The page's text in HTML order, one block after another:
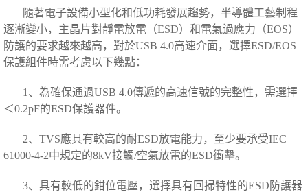
隨著電子設備小型化和低功耗發展趨勢，半導體工藝制程
逐漸變小，主晶片對靜電放電（ESD）和電氣過應力（EOS）
防護的要求越來越高，對於USB 4.0高速介面，選擇ESD/EOS
保護組件時需考慮以下幾點：
1、為確保通過USB 4.0傳遞的高速信號的完整性，需選擇
＜0.2pF的ESD保護器件。
2、TVS應具有較高的耐ESD放電能力，至少要承受IEC
61000-4-2中規定的8kV接觸/空氣放電的ESD衝擊。
3、具有較低的鉗位電壓，選擇具有回掃特性的ESD防護器